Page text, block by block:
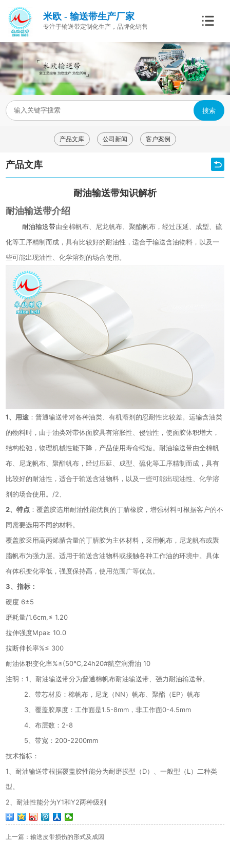
米欧 - 输送带生产厂家
专注于输送带定制化生产，品牌化销售
搜索
产品文库 公司新闻 客户案例
产品文库
耐油输送带知识解析
耐油输送带介绍
耐油输送带由全棉帆布、尼龙帆布、聚酯帆布，经过压延、成型、硫
化等工序精制而成，具有比较好的耐油性，适合于输送含油物料，以及一
些可能出现油性、化学溶剂的场合使用。
1、用途 ：普通输送带对各种油类、有机溶剂的忍耐性比较差。运输含油类
的物料时，由于油类对带体面胶具有溶胀性、侵蚀性，使面胶体积增大，
结构松弛，物理机械性能下降，产品使用寿命缩短。耐油输送带由全棉帆
布、尼龙帆布、聚酯帆布，经过压延、成型、硫化等工序精制而成，具有
比较好的耐油性，适合于输送含油物料，以及一些可能出现油性、化学溶
剂的场合使用。/2、
2、特点 ：覆盖胶选用耐油性能优良的丁腈橡胶，增强材料可根据客户的不
同需要选用不同的材料。
覆盖胶采用高丙烯腈含量的丁腈胶为主体材料，采用帆布，尼龙帆布或聚
脂帆布为强力层。适用于输送含油物料或接触各种工作油的环境中。具体
有体积变化率低，强度保持高，使用范围广等优点。
3、指标：
硬度 6±5
磨耗量/1.6cm,≤1.20
拉伸强度Mpa≥10.0
拉断伸长率%≤ 300
耐油体积变化率%≤(50℃,24h20#航空润滑油10
注明：1 、耐油输送带分为普通棉帆布耐油输送带、强力耐油输送带。
2 、带芯材质：棉帆布，尼龙（NN）帆布、聚酯（EP）帆布
3 、覆盖胶厚度：工作面是1.5-8mm ，非工作面0-4.5mm
4 、布层数： 2-8
5 、带宽： 200-2200mm
技术指标：
1 、耐油输送带根据覆盖胶性能分为耐磨损型（D）、一般型（L ）二种类
型。
2 、耐油性能分为Y1和Y2两种级别
上一篇：输送皮带损伤的形式及成因